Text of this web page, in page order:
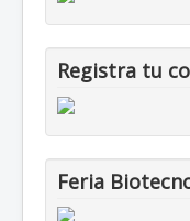
Registra tu
Feria